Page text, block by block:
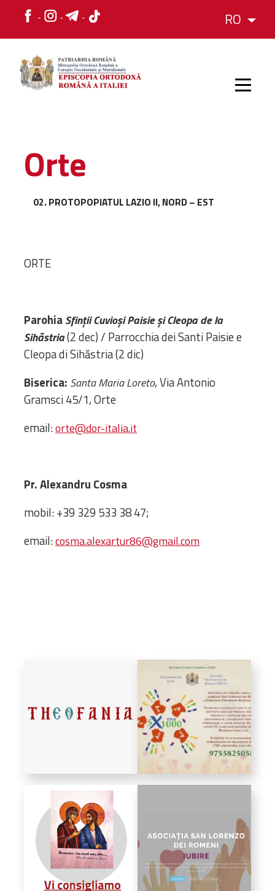
RO
ISTORIC
ORGANIZAREA
Mănăstiri,
biserici și
monumente
Centre și
Cimitire
Parohii
RESURSE
Apostolia Italia
Comunicate de presă
Statutele și legile
Scrisori pastorale
Lectura Lunii
Prezentarea
Parohiilor
Orte
02. PROTOPOPIATUL LAZIO II, NORD – EST
ORTE
ParohiaSfinții Cuvioși Paisie și Cleopa de la
Sihăstria(2 dec) / Parrocchia dei Santi Paisie e
Cleopa di Sihăstria (2 dic)
Biserica: Santa Maria Loreto, Via Antonio
Gramsci 45/1, Orte
email:orte@dor-italia.it
Pr. Alexandru Cosma
mobil: +39 329 533 38 47;
email:cosma.alexartur86@gmail.com